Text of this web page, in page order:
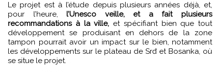
Le projet est à l’étude depuis plusieurs années déjà, et,
pour l’heure,l’Unesco veille, et a fait plusieurs
recommandations à la ville, et spécifiant bien que tout
développement se produisant en dehors de la zone
tampon pourrait avoir un impact sur le bien, notamment
les développements sur le plateau de Srđ et Bosanka, où
se situe le projet.